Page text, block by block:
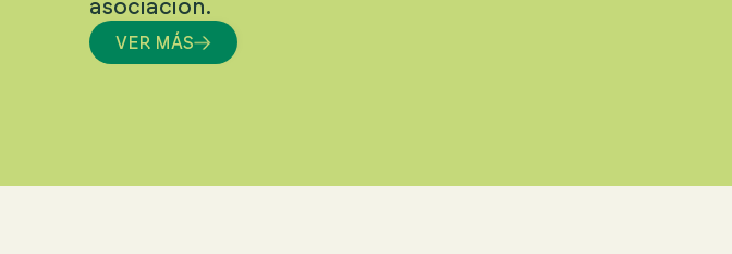
asociación.
VER MÁS